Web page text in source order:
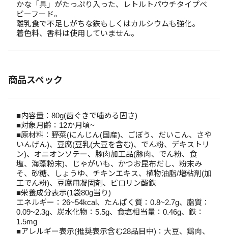
かな「具」がたっぷり入った、レトルトパウチタイプベ
ビーフード。
離乳食で不足しがちな鉄もしくはカルシウムも強化。
着色料、香料は使用していません。
商品スペック
■内容量：80g(歯ぐきで噛める固さ)
■対象月齢：12か月頃~
■原材料：野菜(にんじん(国産)、ごぼう、だいこん、さや
いんげん)、豆腐(豆乳(大豆を含む)、でん粉、デキストリ
ン)、オニオンソテー、豚肉加工品(豚肉、でん粉、食
塩、海藻粉末)、じゃがいも、かつお昆布だし、粉末み
そ、砂糖、しょうゆ、チキンエキス、植物油脂/増粘剤(加
工でん粉)、豆腐用凝固剤、ピロリン酸鉄
■栄養成分表示(1袋80g当り)
エネルギー：26~54kcal、たんぱく質：0.8~2.7g、脂質：
0.09~2.3g、炭水化物：5.5g、食塩相当量：0.46g、鉄：
1.5mg
■アレルギー表示(推奨表示含む28品目中)：大豆、鶏肉、